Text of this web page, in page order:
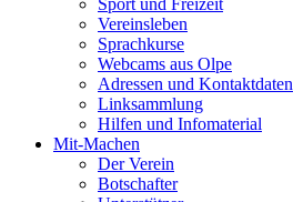
Sport und Freizeit
Vereinsleben
Sprachkurse
Webcams aus Olpe
Adressen und Kontaktdaten
Linksammlung
Hilfen und Infomaterial
Mit-Machen
Der Verein
Botschafter